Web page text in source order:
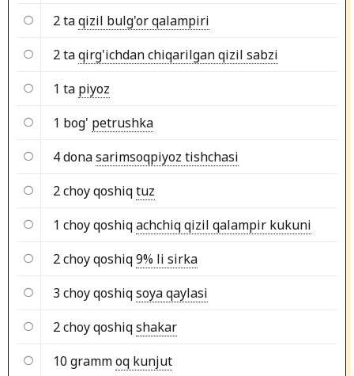
2 taqizil bulg'or qalampiri
2 taqirg'ichdan chiqarilgan qizil sabzi
1 ta piyoz
1 bog' petrushka
4 donasarimsoqpiyoz tishchasi
2 choy qoshiqtuz
1 choy qoshiqachchiq qizil qalampir kukuni
2 choy qoshiq9% li sirka
3 choy qoshiqsoya qaylasi
2 choy qoshiqshakar
10 grammoq kunjut